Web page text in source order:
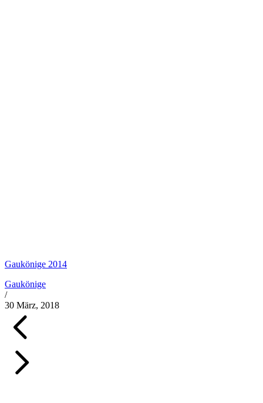
Gaukönige 2014
Gaukönige
/
30 März, 2018